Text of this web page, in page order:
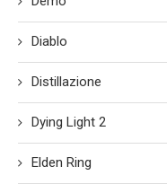
Diablo
Distillazione
Dying Light 2
Elden Ring